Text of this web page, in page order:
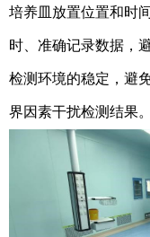
培养皿放置位置和时
时、准确记录数据，
检测环境的稳定，避
界因素干扰检测结果。